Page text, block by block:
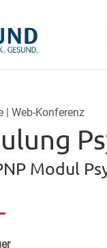
| Web-Konferenz
Modul